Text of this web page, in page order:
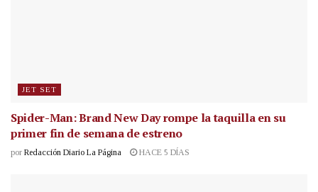
JET SET
Spider-Man: Brand New Day rompe la taquilla en su
primer fin de semana de estreno
por Redacción Diario La Página HACE 5 DÍAS